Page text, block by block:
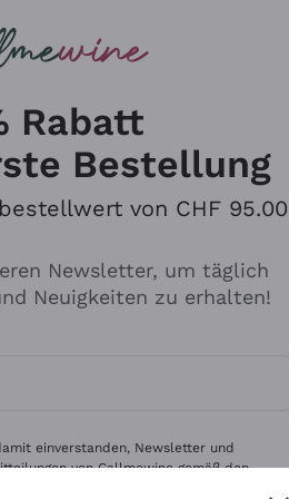
Gavi
Rabatt
Bestellung
von CHF 95.00
Newsletter, um täglich
Neuigkeiten zu erhalten!
Einwilligungen zum Erhalt von
einverstanden, Newsletter und
von Callmewine gemäß den -